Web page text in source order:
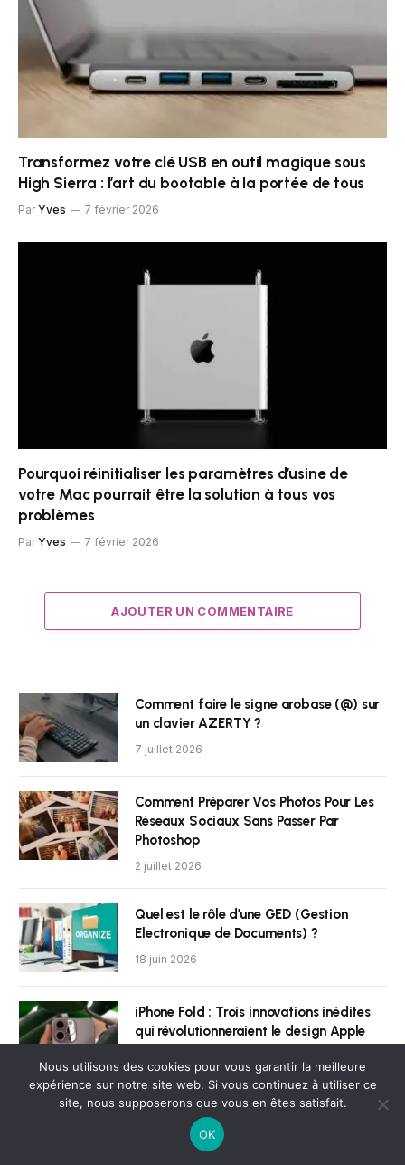
Transformez votre clé USB en outil magique sous
High Sierra : l’art du bootable à la portée de tous
Par Yves 7 février 2026
Pourquoi réinitialiser les paramètres d’usine de
votre Mac pourrait être la solution à tous vos
problèmes
Par Yves 7 février 2026
AJOUTER UN COMMENTAIRE
Comment faire le signe arobase (@) sur
un clavier AZERTY ?
7 juillet 2026
Comment Préparer Vos Photos Pour Les
Réseaux Sociaux Sans Passer Par
Photoshop
2 juillet 2026
Quel est le rôle d’une GED (Gestion
Electronique de Documents) ?
18 juin 2026
iPhone Fold : Trois innovations inédites
qui révolutionneraient le design Apple
Tim Cook révèle que le lancement de
l’iPhone reste son moment préféré lors de
l’interview pour le 50e anniversaire
Nous utilisons des cookies pour vous garantir la meilleure
expérience sur notre site web. Si vous continuez à utiliser ce
site, nous supposerons que vous en êtes satisfait.
OK